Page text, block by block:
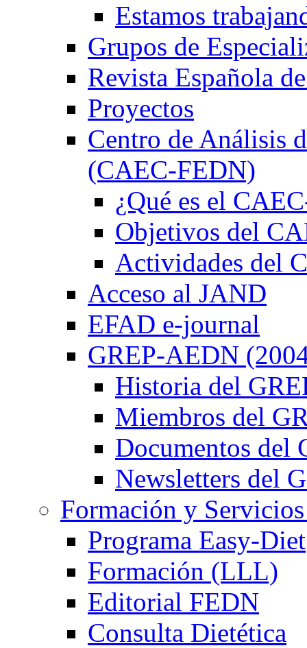
Estamos
Grupos de
Revista Española
Proyectos
Centro de Análisis
(CAEC-FEDN)
¿Qué es el
Objetivos del
Actividades del
Acceso al JAND
EFAD e-journal
GREP-AEDN
Historia del
Miembros del
Documentos del
Newsletters del
Formación y
Programa Easy-Diet
Formación (LLL)
Editorial FEDN
Consulta Dietética